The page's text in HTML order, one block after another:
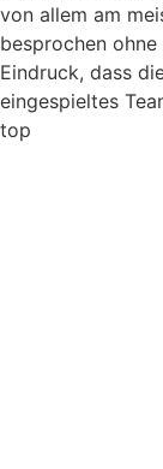
von allem am
besprochen
Eindruck, dass
eingespieltes
top